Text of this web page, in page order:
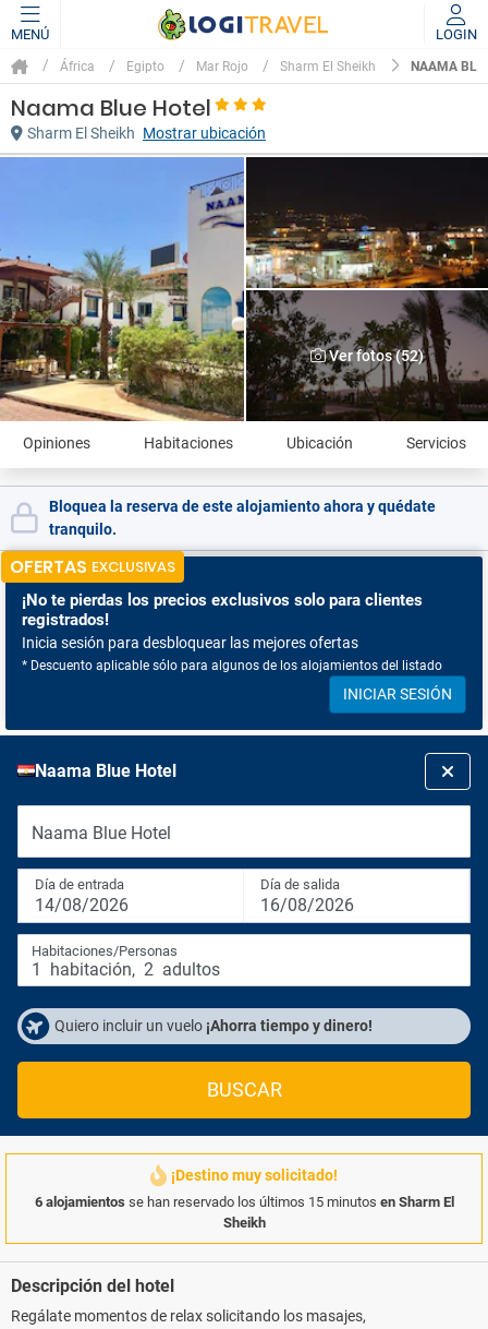
MENÚ LOGIN
África Egipto Mar Rojo Sharm El Sheikh NAAMA
Naama Blue Hotel
Sharm El Sheikh Mostrar ubicación
Ver fotos (52)
Opiniones Habitaciones Ubicación Servicios
Bloquea la reserva de este alojamiento ahora y quédate
tranquilo.
OFERTAS EXCLUSIVAS
¡No te pierdas los precios exclusivos solo para clientes
registrados!
Inicia sesión para desbloquear las mejores ofertas
* Descuento aplicable sólo para algunos de los alojamientos del listado
INICIAR SESIÓN
Naama Blue Hotel
Naama Blue Hotel
Día de entrada
14/08/2026
Día de salida
16/08/2026
Habitaciones/Personas
1 habitación, 2 adultos
Quiero incluir un vuelo ¡Ahorra tiempo y dinero!
BUSCAR
¡Destino muy solicitado!
6 alojamientos se han reservado los últimos 15 minutos en Sharm El
Sheikh
Descripción del hotel
Regálate momentos de relax solicitando los masajes,